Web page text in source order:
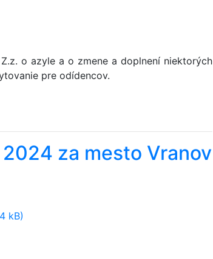
o azyle a o zmene a doplnení niektorých
pre odídencov.
za mesto Vranov
kB)